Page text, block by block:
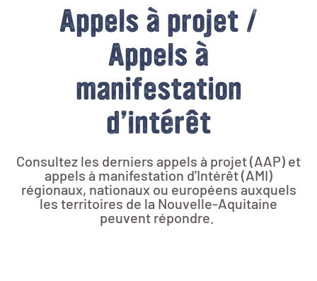
Appels à projet /
Appels à
manifestation
d’intérêt
Consultez les derniers appels à projet (AAP) et
appels à manifestation d’Intérêt (AMI)
régionaux, nationaux ou européens auxquels
les territoires de la Nouvelle-Aquitaine
peuvent répondre.